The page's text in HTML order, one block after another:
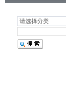
请选择分类